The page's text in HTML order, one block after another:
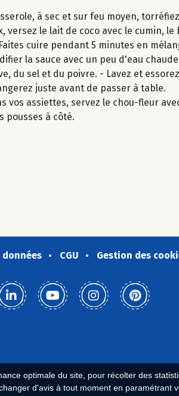
optimale du site, pour récolter des
d'avis à tout moment en paramétrant
à sec et sur feu moyen,
versez le lait de coco avec le cumin, le
cuire pendant 5 minutes en
la sauce avec un peu d'eau
du sel et du poivre. - Lavez et
juste avant de passer à table.
vos assiettes, servez le chou-fleur
pousses à côté.
CGU Gestion des